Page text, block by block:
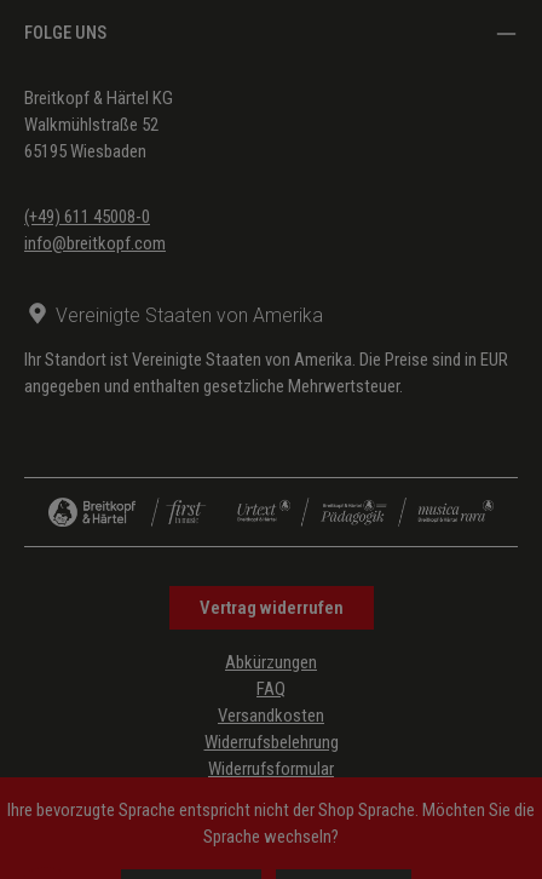
FOLGE UNS
Breitkopf & Härtel KG
Walkmühlstraße 52
65195 Wiesbaden
(+49) 611 45008-0
info@breitkopf.com
Vereinigte Staaten von Amerika
Ihr Standort ist Vereinigte Staaten von Amerika. Die Preise sind in EUR
angegeben und enthalten gesetzliche Mehrwertsteuer.
Vertrag widerrufen
Abkürzungen
FAQ
Versandkosten
Widerrufsbelehrung
Widerrufsformular
AGB
Impressum
Ihre bevorzugte Sprache entspricht nicht der Shop Sprache. Möchten Sie die
Sprache wechseln?